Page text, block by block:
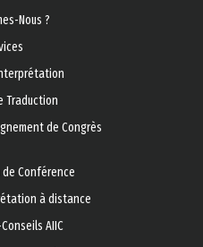
Nous ?
Traduction
de Congrès
Conférence
à distance
AIIC